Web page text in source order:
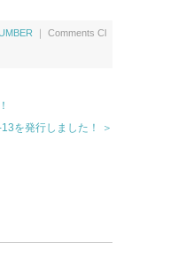
｜ Comments Cl
を発行しました！ ＞